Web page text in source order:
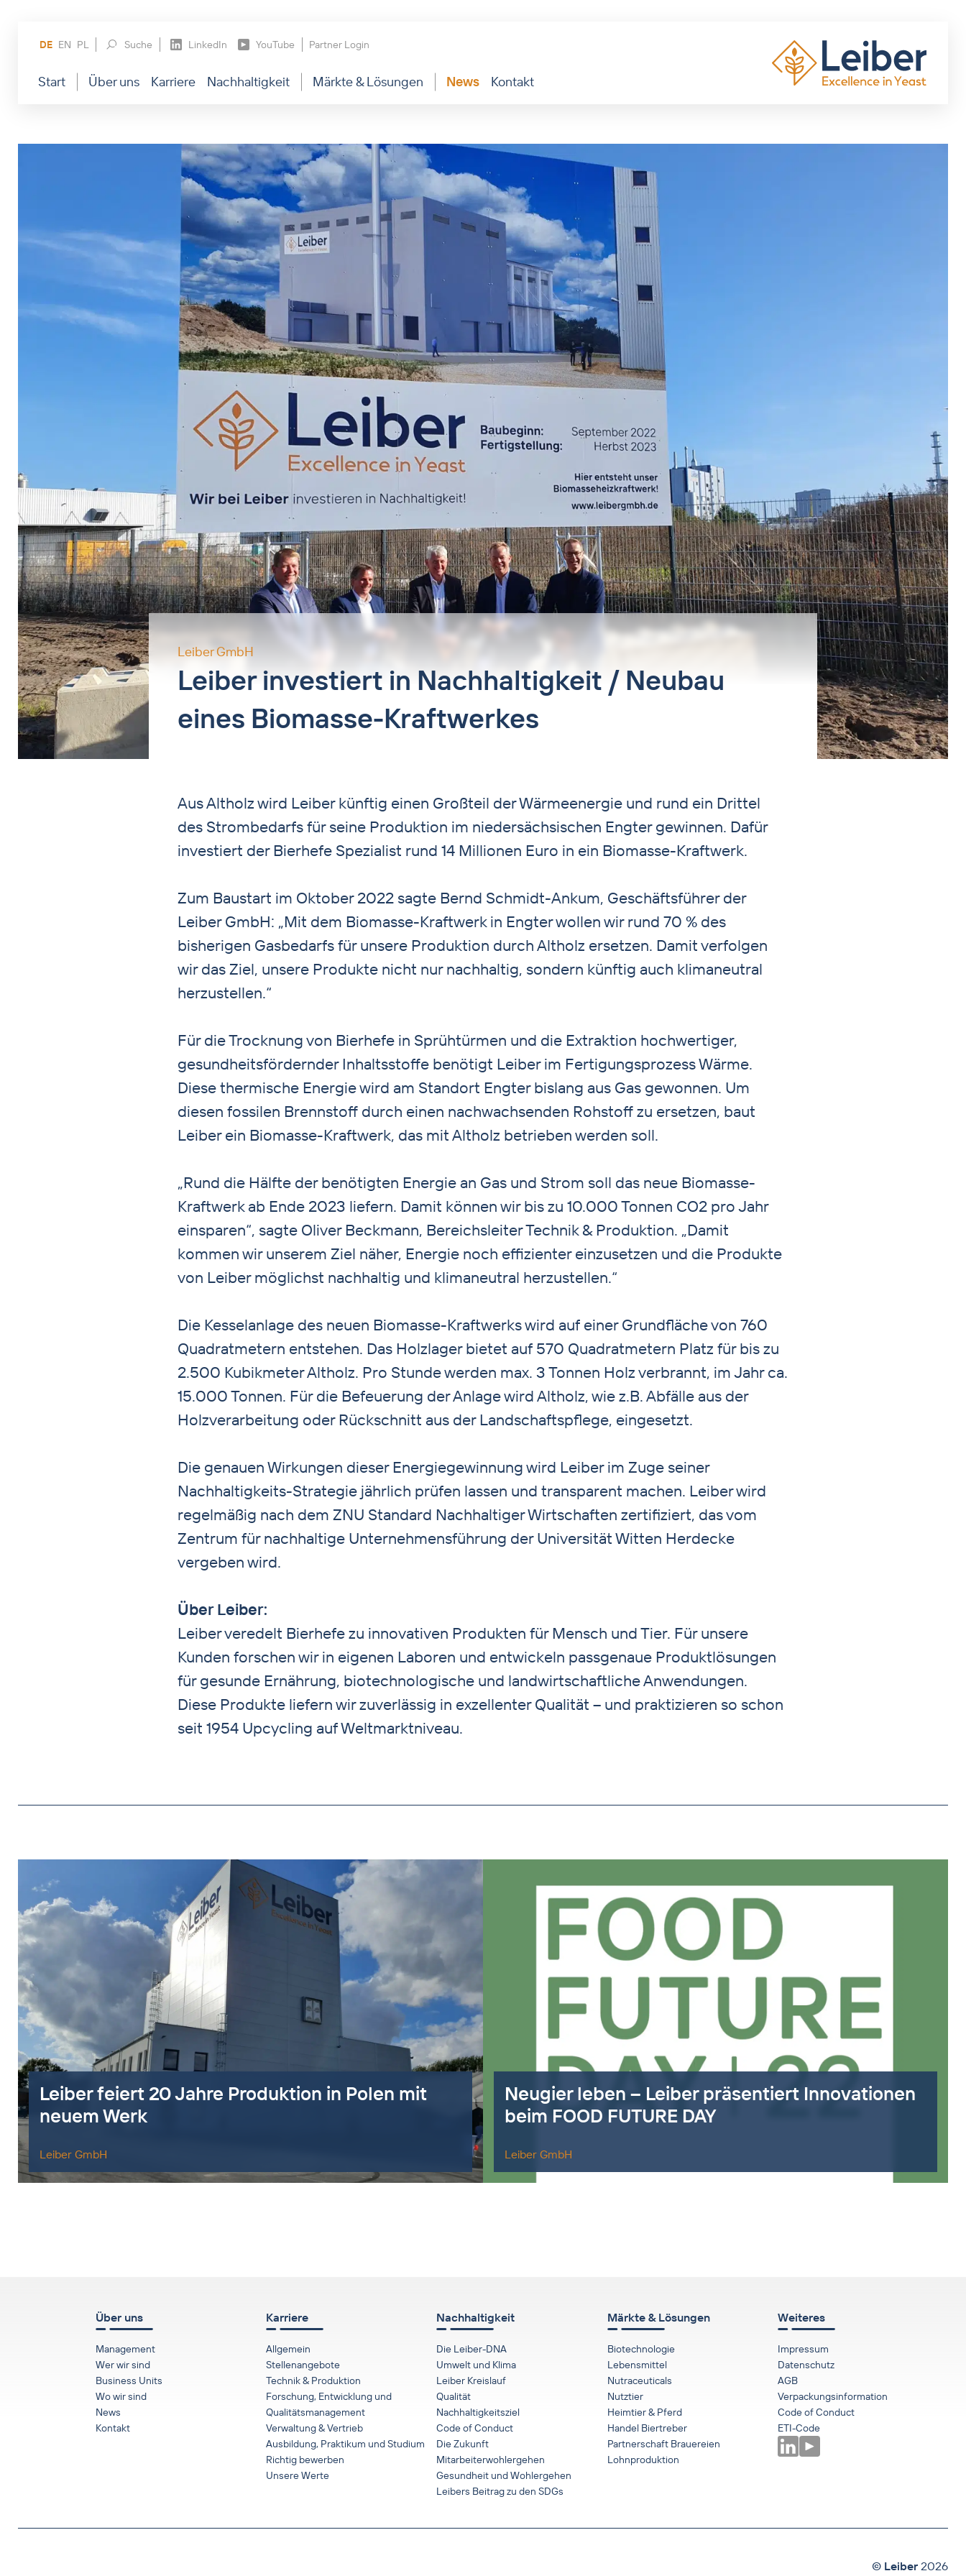
DE EN PL Suche LinkedIn YouTube Partner Login
Start Über uns
Business Units
Karriere
Stellenangebote
Technik & Produktion
Forschung & Entwicklung und Qualitätsmanagement
Verwaltung & Vertrieb
Ausbildung, Praktikum und Studium
Richtig bewerben
Unsere Werte
Initiativbewerbung
Nachhaltigkeit Märkte & Lösungen
Nutztier
Handel Biertreber
Partnerschaft Brauereien
Unsere Kunden finden bei Leiber erfahrene und hochmotivierte
Ansprechpartner in den Bereichen. Denn nachhaltige
Produktlösungen entstehen nur durch das Zusammenspiel vieler
Köpfe und Hände.
News Kontakt
Leiber GmbH
Leiber investiert in Nachhaltigkeit / Neubau
eines Biomasse-Kraftwerkes
Aus Altholz wird Leiber künftig einen Großteil der Wärmeenergie und rund ein Drittel
des Strombedarfs für seine Produktion im niedersächsischen Engter gewinnen. Dafür
investiert der Bierhefe Spezialist rund 14 Millionen Euro in ein Biomasse-Kraftwerk.
Zum Baustart im Oktober 2022 sagte Bernd Schmidt-Ankum, Geschäftsführer der
Leiber GmbH: „Mit dem Biomasse-Kraftwerk in Engter wollen wir rund 70 % des
bisherigen Gasbedarfs für unsere Produktion durch Altholz ersetzen. Damit verfolgen
wir das Ziel, unsere Produkte nicht nur nachhaltig, sondern künftig auch klimaneutral
herzustellen.“
Für die Trocknung von Bierhefe in Sprühtürmen und die Extraktion hochwertiger,
gesundheitsfördernder Inhaltsstoffe benötigt Leiber im Fertigungsprozess Wärme.
Diese thermische Energie wird am Standort Engter bislang aus Gas gewonnen. Um
diesen fossilen Brennstoff durch einen nachwachsenden Rohstoff zu ersetzen, baut
Leiber ein Biomasse-Kraftwerk, das mit Altholz betrieben werden soll.
„Rund die Hälfte der benötigten Energie an Gas und Strom soll das neue Biomasse-
Kraftwerk ab Ende 2023 liefern. Damit können wir bis zu 10.000 Tonnen CO2 pro Jahr
einsparen“, sagte Oliver Beckmann, Bereichsleiter Technik & Produktion. „Damit
kommen wir unserem Ziel näher, Energie noch effizienter einzusetzen und die Produkte
von Leiber möglichst nachhaltig und klimaneutral herzustellen.“
Die Kesselanlage des neuen Biomasse-Kraftwerks wird auf einer Grundfläche von 760
Quadratmetern entstehen. Das Holzlager bietet auf 570 Quadratmetern Platz für bis zu
2.500 Kubikmeter Altholz. Pro Stunde werden max. 3 Tonnen Holz verbrannt, im Jahr ca.
15.000 Tonnen. Für die Befeuerung der Anlage wird Altholz, wie z.B. Abfälle aus der
Holzverarbeitung oder Rückschnitt aus der Landschaftspflege, eingesetzt.
Die genauen Wirkungen dieser Energiegewinnung wird Leiber im Zuge seiner
Nachhaltigkeits-Strategie jährlich prüfen lassen und transparent machen. Leiber wird
regelmäßig nach dem ZNU Standard Nachhaltiger Wirtschaften zertifiziert, das vom
Zentrum für nachhaltige Unternehmensführung der Universität Witten Herdecke
vergeben wird.
Über Leiber:
Leiber veredelt Bierhefe zu innovativen Produkten für Mensch und Tier. Für unsere
Kunden forschen wir in eigenen Laboren und entwickeln passgenaue Produktlösungen
für gesunde Ernährung, biotechnologische und landwirtschaftliche Anwendungen.
Diese Produkte liefern wir zuverlässig in exzellenter Qualität – und praktizieren so schon
seit 1954 Upcycling auf Weltmarktniveau.
Leiber feiert 20 Jahre Produktion in Polen mit
neuem Werk
Leiber GmbH
Neugier leben – Leiber präsentiert Innovationen
beim FOOD FUTURE DAY
Leiber GmbH
Über uns
Management
Wer wir sind
Business Units
Wo wir sind
News
Kontakt
Karriere
Allgemein
Stellenangebote
Technik & Produktion
Forschung, Entwicklung und
Qualitätsmanagement
Verwaltung & Vertrieb
Ausbildung, Praktikum und Studium
Richtig bewerben
Unsere Werte
Nachhaltigkeit
Die Leiber-DNA
Umwelt und Klima
Leiber Kreislauf
Qualität
Nachhaltigkeitsziel
Code of Conduct
Die Zukunft
Mitarbeiterwohlergehen
Gesundheit und Wohlergehen
Leibers Beitrag zu den SDGs
Märkte & Lösungen
Biotechnologie
Lebensmittel
Nutraceuticals
Nutztier
Heimtier & Pferd
Handel Biertreber
Partnerschaft Brauereien
Lohnproduktion
Weiteres
Impressum
Datenschutz
AGB
Verpackungsinformation
Code of Conduct
ETI-Code
© Leiber 2026